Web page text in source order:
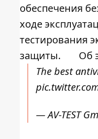
обеспечения
ходе
тестирования
защиты.
Об
The best
— AV-TEST